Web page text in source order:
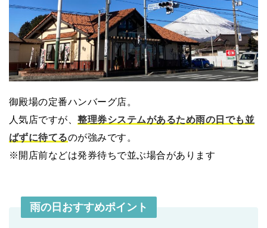
御殿場の定番ハンバーグ店。
人気店ですが、整理券システムがあるため雨の日でも並
ばずに待てるのが強みです。
※開店前などは発券待ちで並ぶ場合があります
雨の日おすすめポイント